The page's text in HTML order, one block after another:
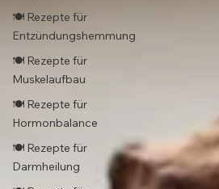
🍽️ Rezepte für
Entzündungshemmung
🍽️ Rezepte für
Muskelaufbau
🍽️ Rezepte für
Hormonbalance
🍽️ Rezepte für
Darmheilung